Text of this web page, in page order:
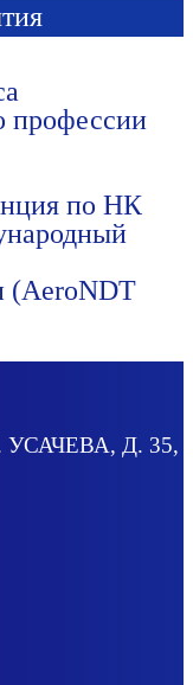
профессии
по НК
(AeroNDT
УСАЧЕВА, Д. 35,